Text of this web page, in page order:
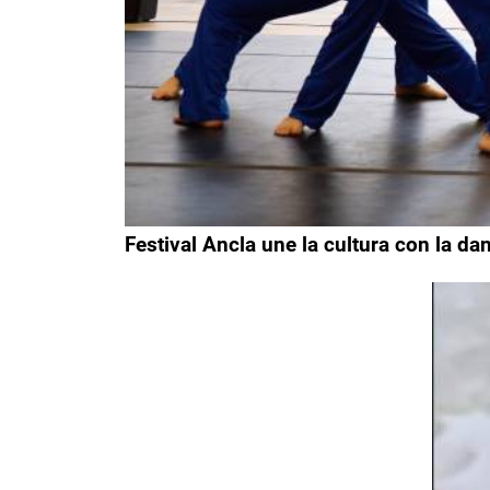
Festival Ancla une la cultura con la